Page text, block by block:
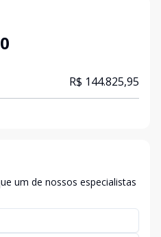
R$ 144.825,95
um de nossos especialistas